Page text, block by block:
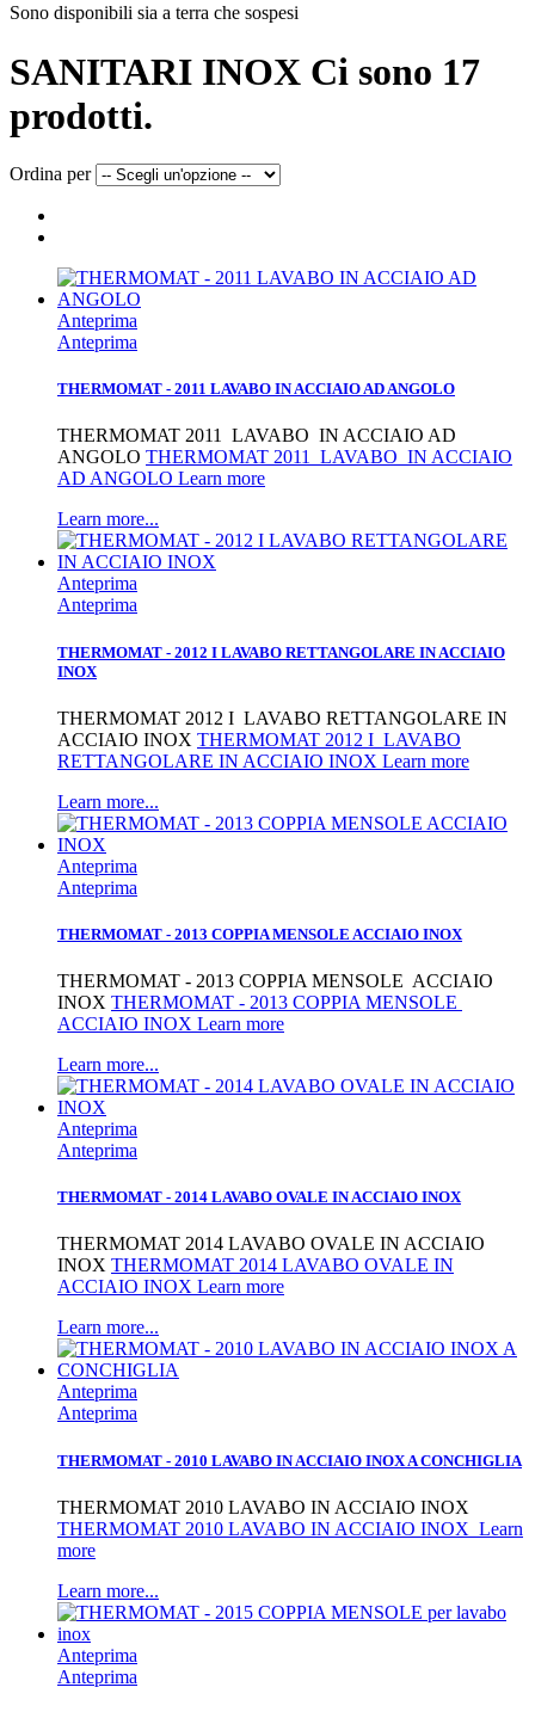
Sono disponibili sia a terra che sospesi
SANITARI INOX Ci sono 17
prodotti.
Ordina per
Anteprima
Anteprima
THERMOMAT - 2011 LAVABO IN ACCIAIO AD ANGOLO
THERMOMAT 2011 LAVABO IN ACCIAIO AD
ANGOLO THERMOMAT 2011 LAVABO IN ACCIAIO
AD ANGOLO Learn more
Learn more...
Anteprima
Anteprima
THERMOMAT - 2012 I LAVABO RETTANGOLARE IN ACCIAIO
INOX
THERMOMAT 2012 I LAVABO RETTANGOLARE IN
ACCIAIO INOX THERMOMAT 2012 I LAVABO
RETTANGOLARE IN ACCIAIO INOX Learn more
Learn more...
Anteprima
Anteprima
THERMOMAT - 2013 COPPIA MENSOLE ACCIAIO INOX
THERMOMAT - 2013 COPPIA MENSOLE ACCIAIO
INOX THERMOMAT - 2013 COPPIA MENSOLE
ACCIAIO INOX Learn more
Learn more...
Anteprima
Anteprima
THERMOMAT - 2014 LAVABO OVALE IN ACCIAIO INOX
THERMOMAT 2014 LAVABO OVALE IN ACCIAIO
INOX THERMOMAT 2014 LAVABO OVALE IN
ACCIAIO INOX Learn more
Learn more...
Anteprima
Anteprima
THERMOMAT - 2010 LAVABO IN ACCIAIO INOX A CONCHIGLIA
THERMOMAT 2010 LAVABO IN ACCIAIO INOX
THERMOMAT 2010 LAVABO IN ACCIAIO INOX Learn
more
Learn more...
Anteprima
Anteprima